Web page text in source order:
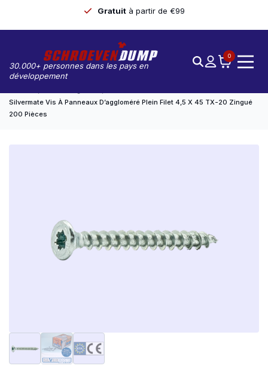
Gratuit à partir de €99
30.000+ personnes dans les pays en
développement
0
Silvermate Vis À Panneaux D’aggloméré Plein Filet 4,5 X 45 TX-20 Zingué
200 Pièces